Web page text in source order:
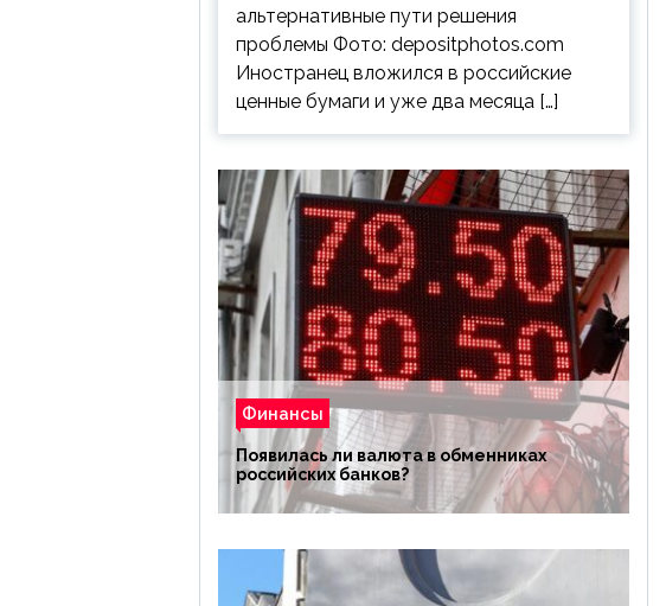
альтернативные пути решения
проблемы Фото: depositphotos.com
Иностранец вложился в российские
ценные бумаги и уже два месяца […]
Финансы
Появилась ли валюта в обменниках
российских банков?